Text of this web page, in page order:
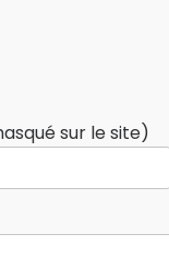
sur le site)